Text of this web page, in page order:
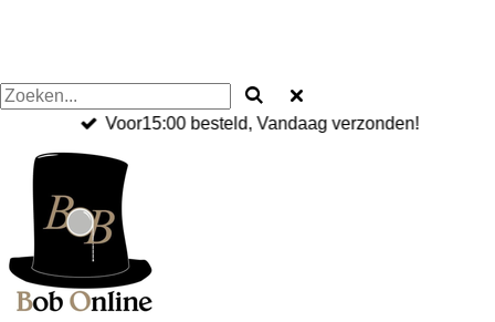
Voor15:00 besteld, Vandaag verzonden!